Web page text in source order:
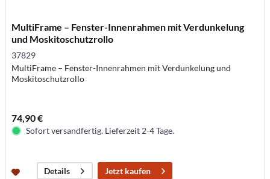
MultiFrame – Fenster-Innenrahmen mit Verdunkelung
und Moskitoschutzrollo
37829
MultiFrame – Fenster-Innenrahmen mit Verdunkelung und
Moskitoschutzrollo
74,90 €
Sofort versandfertig. Lieferzeit 2-4 Tage.
Details Jetzt kaufen